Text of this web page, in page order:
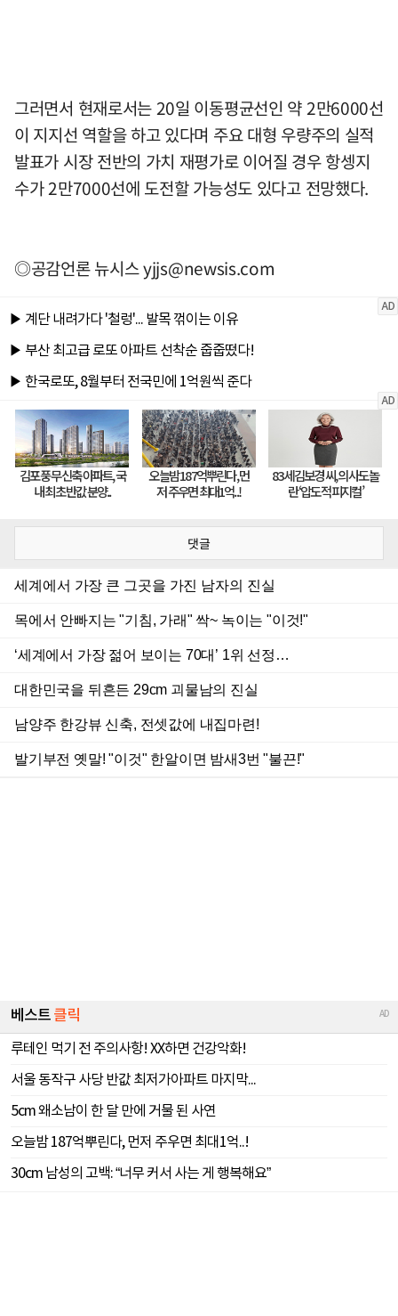
그러면서 현재로서는 20일 이동평균선인 약 2만6000선
이 지지선 역할을 하고 있다며 주요 대형 우량주의 실적
발표가 시장 전반의 가치 재평가로 이어질 경우 항셍지
수가 2만7000선에 도전할 가능성도 있다고 전망했다.
◎공감언론 뉴시스yjjs@newsis.com
댓글